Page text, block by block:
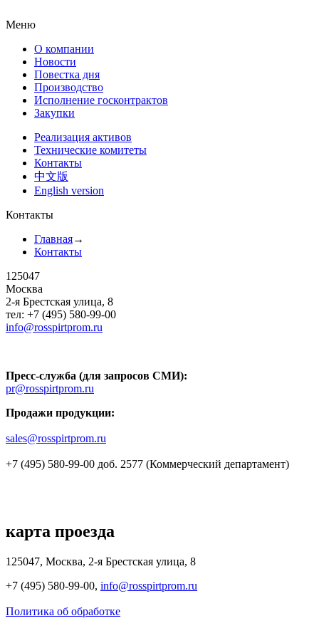
Меню
О компании
Новости
Повестка дня
Производство
Исполнение госконтрактов
Закупки
Реализация активов
Технические комитеты
Контакты
中文版
English version
Контакты
Главная→
Контакты
125047
Москва
2-я Брестская улица, 8
тел: +7 (495) 580-99-00
info@rosspirtprom.ru
Пресс-служба (для запросов СМИ):
pr@rosspirtprom.ru
Продажи продукции:
sales@rosspirtprom.ru
+7 (495) 580-99-00 доб. 2577 (Коммерческий департамент)
карта проезда
125047, Москва, 2-я Брестская улица, 8
+7 (495) 580-99-00, info@rosspirtprom.ru
Политика об обработке